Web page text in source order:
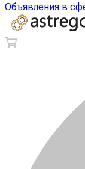
Объявления в